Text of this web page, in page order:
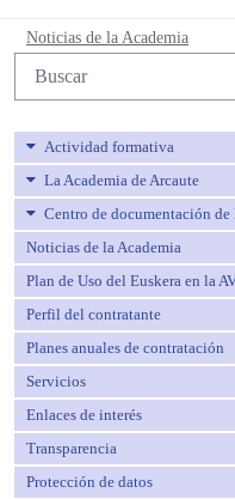
Noticias de la
Noticias de la Academia
Búsqueda web
Actividad formativa
La Academia de Arcaute
Centro de documentación de
Noticias de la Academia
Plan de Uso del Euskera en la
Perfil del contratante
Planes anuales de contratación
Servicios
Enlaces de interés
Transparencia
Protección de datos